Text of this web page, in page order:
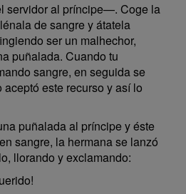
al príncipe—. Coge la
de sangre y átatela
ser un malhechor,
puñalada. Cuando tu
sangre, en seguida se
este recurso y así lo
puñalada al príncipe y éste
sangre, la hermana se lanzó
llorando y exclamando: